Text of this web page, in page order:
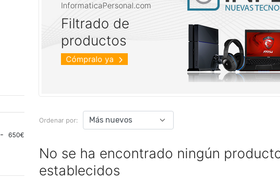
InformaticaPersonal.com
Filtrado de
productos
Cómpralo ya
Ordenar por:
No se ha encontrado ningún
establecidos
- 650€